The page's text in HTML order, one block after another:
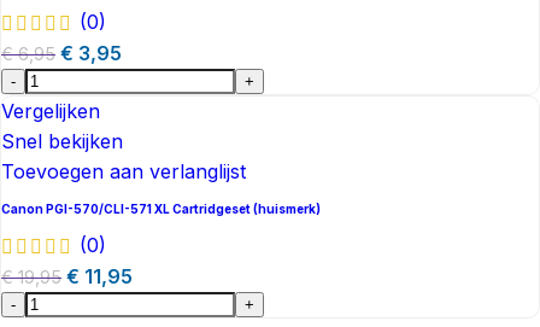
(0)
€6,95 € 3,95
- +
Vergelijken
Snel bekijken
Toevoegen aan verlanglijst
Canon PGI-570/CLI-571 XL Cartridgeset (huismerk)
(0)
€19,95 € 11,95
- +